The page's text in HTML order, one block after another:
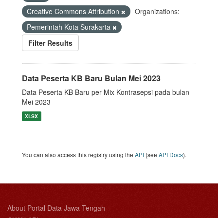
Creative Commons Attribution
Organizations:
Pemerintah Kota Surakarta
Filter Results
Data Peserta KB Baru Bulan Mei 2023
Data Peserta KB Baru per Mix Kontrasepsi pada bulan
Mei 2023
XLSX
You can also access this registry using the API (see API Docs).
About Portal Data Jawa Tengah